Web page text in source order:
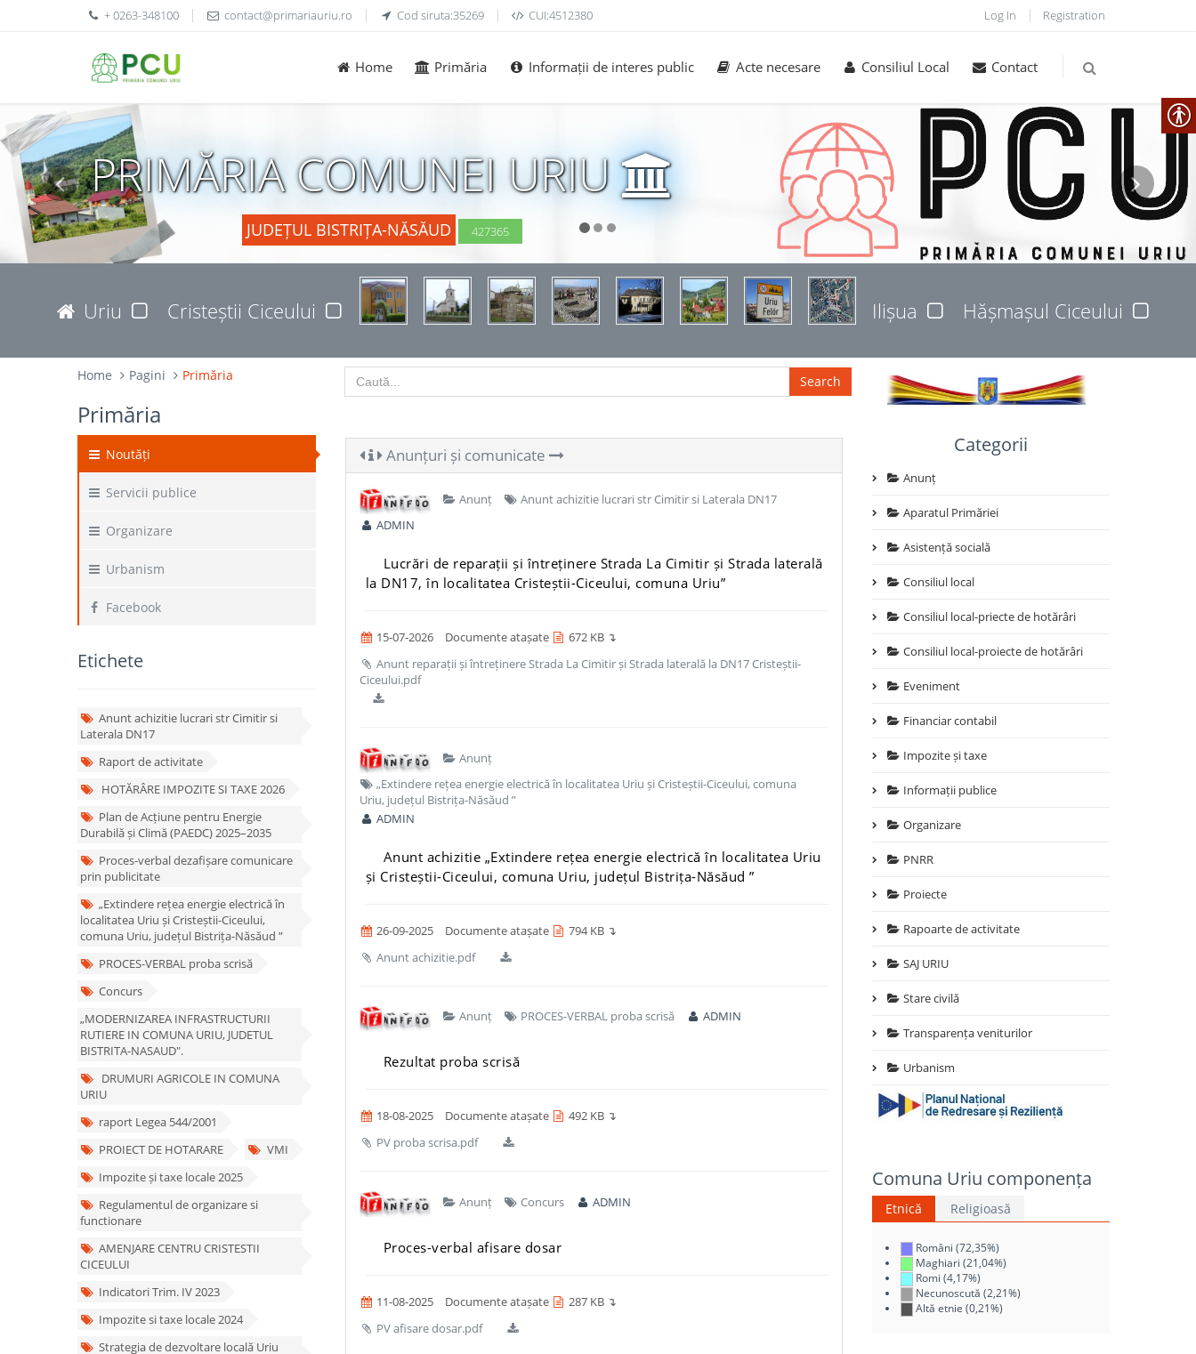
+ 0263-348100 contact@primariauriu.ro Cod siruta:35269 CUI:4512380 Log In Registration
Home Primăria Informații de interes public Acte necesare Consiliul Local Contact
PRIMĂRIA COMUNEI URIU
JUDEȚUL BISTRIȚA-NĂSĂUD 427365
Uriu Cristeștii Ciceului Ilișua Hășmașul Ciceului
Home Pagini Primăria
Primăria
Search
Noutăți
Servicii publice
Organizare
Urbanism
Facebook
Etichete
Anunt achizitie lucrari str Cimitir si
Laterala DN17
Raport de activitate
HOTĂRÂRE IMPOZITE SI TAXE 2026
Plan de Acțiune pentru Energie
Durabilă și Climă (PAEDC) 2025–2035
Proces-verbal dezafișare comunicare
prin publicitate
„Extindere rețea energie electrică în
localitatea Uriu și Cristeștii-Ciceului,
comuna Uriu, județul Bistrița-Năsăud ”
PROCES-VERBAL proba scrisă
Concurs
„MODERNIZAREA INFRASTRUCTURII
RUTIERE IN COMUNA URIU, JUDETUL
BISTRITA-NASAUD".
DRUMURI AGRICOLE IN COMUNA
URIU
raport Legea 544/2001
PROIECT DE HOTARARE
VMI
Impozite și taxe locale 2025
Regulamentul de organizare si
functionare
AMENJARE CENTRU CRISTESTII
CICEULUI
Indicatori Trim. IV 2023
Impozite si taxe locale 2024
Strategia de dezvoltare locală Uriu
Anunțuri și comunicate
Anunț
Anunt achizitie lucrari str Cimitir si Laterala DN17
ADMIN
Lucrări de reparații și întreținere Strada La Cimitir și Strada laterală
la DN17, în localitatea Cristeștii-Ciceului, comuna Uriu”
15-07-2026 Documente atașate
672 KB ↴
Anunt reparații și întreținere Strada La Cimitir și Strada laterală la DN17 Cristeștii-
Ciceului.pdf
Anunț
„Extindere rețea energie electrică în localitatea Uriu și Cristeștii-Ciceului, comuna
Uriu, județul Bistrița-Năsăud ”
ADMIN
Anunt achizitie „Extindere rețea energie electrică în localitatea Uriu
și Cristeștii-Ciceului, comuna Uriu, județul Bistrița-Năsăud ”
26-09-2025 Documente atașate
794 KB ↴
Anunt achizitie.pdf
Anunț PROCES-VERBAL proba scrisă ADMIN
Rezultat proba scrisă
18-08-2025 Documente atașate
492 KB ↴
PV proba scrisa.pdf
Anunț Concurs ADMIN
Proces-verbal afisare dosar
11-08-2025 Documente atașate
287 KB ↴
PV afisare dosar.pdf
Categorii
Anunț
Aparatul Primăriei
Asistență socială
Consiliul local
Consiliul local-priecte de hotărâri
Consiliul local-proiecte de hotărâri
Eveniment
Financiar contabil
Impozite și taxe
Informații publice
Organizare
PNRR
Proiecte
Rapoarte de activitate
SAJ URIU
Stare civilă
Transparența veniturilor
Urbanism
Comuna Uriu componența
Etnică Religioasă
Români (72,35%)
Maghiari (21,04%)
Romi (4,17%)
Necunoscută (2,21%)
Altă etnie (0,21%)